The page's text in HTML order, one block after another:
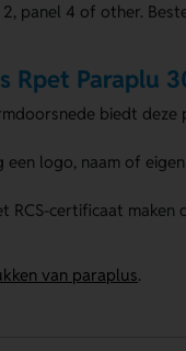
panel 4 of other.
Rpet Paraplu
biedt deze
een logo, naam of
RCS-certificaat maken
van paraplus.